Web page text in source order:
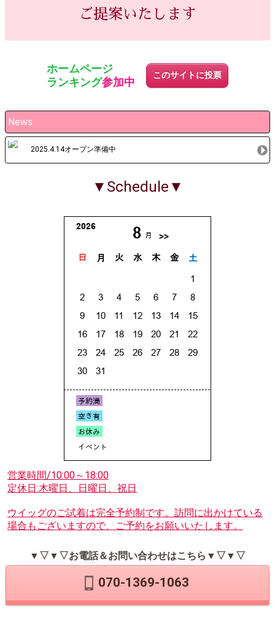
ご提案いたします
ホームページ
ランキング参加中
このサイトに投票
News
2025.4.14オープン準備中
▼Schedule▼
営業時間/10:00～18:00
定休日:木曜日、日曜日、祝日
ウイッグのご試着は完全予約制です。訪問に出かけている
場合もございますので、ご予約をお願いいたします。
▼▽▼▽お電話＆お問い合わせはこちら▼▽▼▽
070-1369-1063